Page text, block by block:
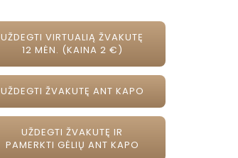
UŽDEGTI VIRTUALIĄ ŽVAKUTĘ
12 MĖN. (KAINA 2 €)
UŽDEGTI ŽVAKUTĘ ANT KAPO
UŽDEGTI ŽVAKUTĘ IR
PAMERKTI GĖLIŲ ANT KAPO